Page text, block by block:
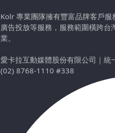
Kolr 專業團隊擁有豐富品牌客戶
廣告投放等服務，服務範圍橫跨
業。
愛卡拉互動媒體股份有限公司 ｜ 統
(02) 8768-1110 #338